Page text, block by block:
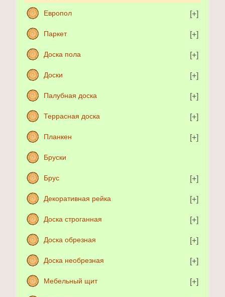
Европол
Паркет
Доска пола
Доски
Палубная доска
Террасная доска
Планкен
Бруски
Брус
Декоративная рейка
Доска строганная
Доска обрезная
Доска необрезная
Мебельный щит